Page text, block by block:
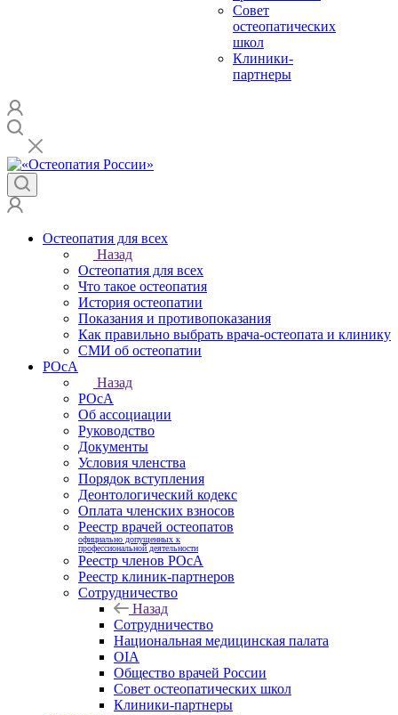
Совет
остеопатических
школ
Клиники-
партнеры
Остеопатия для всех
Назад
Остеопатия для всех
Что такое остеопатия
История остеопатии
Показания и противопоказания
Как правильно выбрать врача-остеопата и клинику
СМИ об остеопатии
РОсА
Назад
РОсА
Об ассоциации
Руководство
Документы
Условия членства
Порядок вступления
Деонтологический кодекс
Оплата членских взносов
Реестр врачей остеопатов
официально допущенных к
профессиональной деятельности
Реестр членов РОсА
Реестр клиник-партнеров
Сотрудничество
Назад
Сотрудничество
Национальная медицинская палата
OIA
Общество врачей России
Совет остеопатических школ
Клиники-партнеры